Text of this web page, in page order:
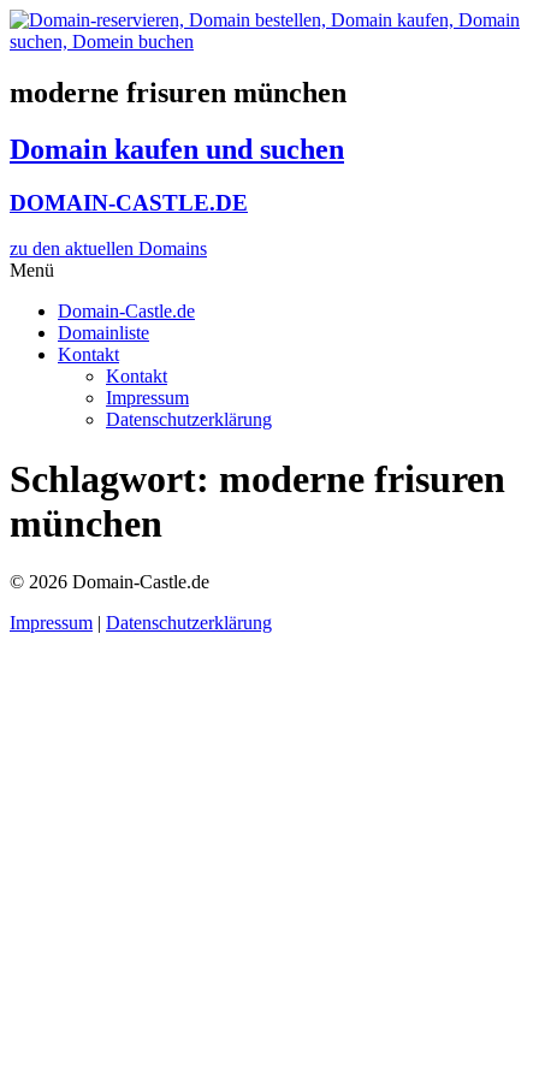
Zum
Inhalt
moderne frisuren münchen
Domain kaufen und suchen
DOMAIN-CASTLE.DE
zu den aktuellen Domains​
Menü
Domain-Castle.de
Domainliste
Kontakt
Kontakt
Impressum
Datenschutzerklärung
Schlagwort: moderne frisuren
münchen
© 2026 Domain-Castle.de
Impressum | Datenschutzerklärung